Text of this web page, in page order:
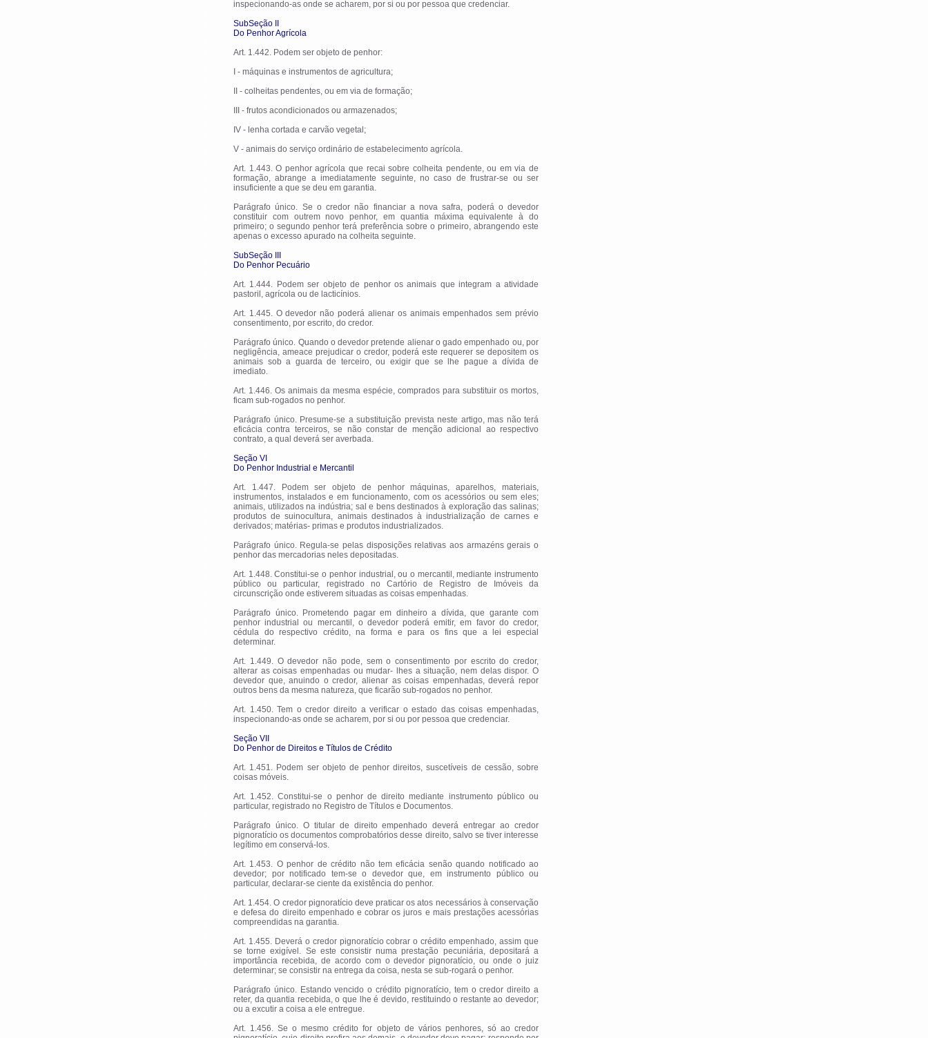
inspecionando-as onde se acharem, por si ou por pessoa que credenciar.
SubSeção II
Do Penhor Agrícola
Art. 1.442. Podem ser objeto de penhor:
I - máquinas e instrumentos de agricultura;
II - colheitas pendentes, ou em via de formação;
III - frutos acondicionados ou armazenados;
IV - lenha cortada e carvão vegetal;
V - animais do serviço ordinário de estabelecimento agrícola.
Art. 1.443. O penhor agrícola que recai sobre colheita pendente, ou em via de
formação, abrange a imediatamente seguinte, no caso de frustrar-se ou ser
insuficiente a que se deu em garantia.
Parágrafo único. Se o credor não financiar a nova safra, poderá o devedor
constituir com outrem novo penhor, em quantia máxima equivalente à do
primeiro; o segundo penhor terá preferência sobre o primeiro, abrangendo este
apenas o excesso apurado na colheita seguinte.
SubSeção III
Do Penhor Pecuário
Art. 1.444. Podem ser objeto de penhor os animais que integram a atividade
pastoril, agrícola ou de lacticínios.
Art. 1.445. O devedor não poderá alienar os animais empenhados sem prévio
consentimento, por escrito, do credor.
Parágrafo único. Quando o devedor pretende alienar o gado empenhado ou, por
negligência, ameace prejudicar o credor, poderá este requerer se depositem os
animais sob a guarda de terceiro, ou exigir que se lhe pague a dívida de
imediato.
Art. 1.446. Os animais da mesma espécie, comprados para substituir os mortos,
ficam sub-rogados no penhor.
Parágrafo único. Presume-se a substituição prevista neste artigo, mas não terá
eficácia contra terceiros, se não constar de menção adicional ao respectivo
contrato, a qual deverá ser averbada.
Seção VI
Do Penhor Industrial e Mercantil
Art. 1.447. Podem ser objeto de penhor máquinas, aparelhos, materiais,
instrumentos, instalados e em funcionamento, com os acessórios ou sem eles;
animais, utilizados na indústria; sal e bens destinados à exploração das salinas;
produtos de suinocultura, animais destinados à industrialização de carnes e
derivados; matérias- primas e produtos industrializados.
Parágrafo único. Regula-se pelas disposições relativas aos armazéns gerais o
penhor das mercadorias neles depositadas.
Art. 1.448. Constitui-se o penhor industrial, ou o mercantil, mediante instrumento
público ou particular, registrado no Cartório de Registro de Imóveis da
circunscrição onde estiverem situadas as coisas empenhadas.
Parágrafo único. Prometendo pagar em dinheiro a dívida, que garante com
penhor industrial ou mercantil, o devedor poderá emitir, em favor do credor,
cédula do respectivo crédito, na forma e para os fins que a lei especial
determinar.
Art. 1.449. O devedor não pode, sem o consentimento por escrito do credor,
alterar as coisas empenhadas ou mudar- lhes a situação, nem delas dispor. O
devedor que, anuindo o credor, alienar as coisas empenhadas, deverá repor
outros bens da mesma natureza, que ficarão sub-rogados no penhor.
Art. 1.450. Tem o credor direito a verificar o estado das coisas empenhadas,
inspecionando-as onde se acharem, por si ou por pessoa que credenciar.
Seção VII
Do Penhor de Direitos e Títulos de Crédito
Art. 1.451. Podem ser objeto de penhor direitos, suscetíveis de cessão, sobre
coisas móveis.
Art. 1.452. Constitui-se o penhor de direito mediante instrumento público ou
particular, registrado no Registro de Títulos e Documentos.
Parágrafo único. O titular de direito empenhado deverá entregar ao credor
pignoratício os documentos comprobatórios desse direito, salvo se tiver interesse
legítimo em conservá-los.
Art. 1.453. O penhor de crédito não tem eficácia senão quando notificado ao
devedor; por notificado tem-se o devedor que, em instrumento público ou
particular, declarar-se ciente da existência do penhor.
Art. 1.454. O credor pignoratício deve praticar os atos necessários à conservação
e defesa do direito empenhado e cobrar os juros e mais prestações acessórias
compreendidas na garantia.
Art. 1.455. Deverá o credor pignoratício cobrar o crédito empenhado, assim que
se torne exigível. Se este consistir numa prestação pecuniária, depositará a
importância recebida, de acordo com o devedor pignoratício, ou onde o juiz
determinar; se consistir na entrega da coisa, nesta se sub-rogará o penhor.
Parágrafo único. Estando vencido o crédito pignoratício, tem o credor direito a
reter, da quantia recebida, o que lhe é devido, restituindo o restante ao devedor;
ou a excutir a coisa a ele entregue.
Art. 1.456. Se o mesmo crédito for objeto de vários penhores, só ao credor